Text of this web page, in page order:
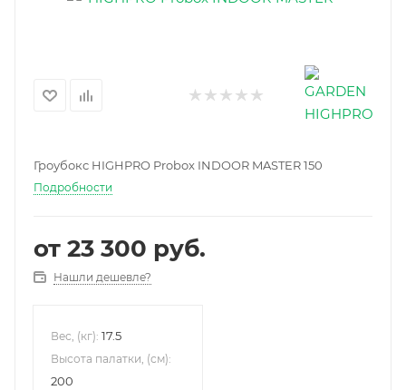
Гроубокс HIGHPRO Probox INDOOR MASTER 150
Подробности
от 23 300 руб.
Нашли дешевле?
Вес, (кг): 17.5
Высота палатки, (см):
200